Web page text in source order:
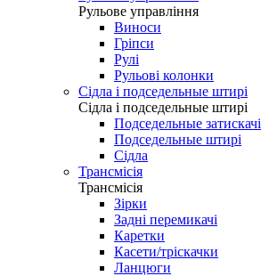
Рульове управління
Виноси
Гріпси
Рулі
Рульові колонки
Сідла і подседельные штирі
Сідла і подседельные штирі
Подседельные затискачі
Подседельные штирі
Сідла
Трансмісія
Трансмісія
Зірки
Задні перемикачі
Каретки
Касети/тріскачки
Ланцюги